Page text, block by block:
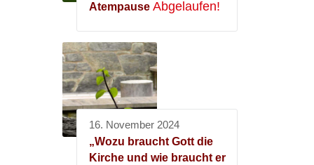
Atempause Abgelaufen!
16. November 2024
„Wozu braucht Gott die
Kirche und wie braucht er